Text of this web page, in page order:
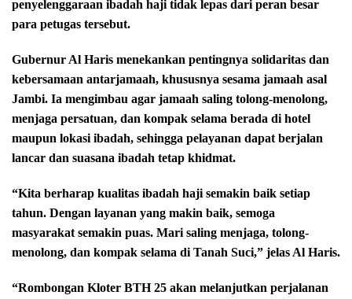
penyelenggaraan ibadah haji tidak lepas dari peran besar
para petugas tersebut.
Gubernur Al Haris menekankan pentingnya solidaritas dan
kebersamaan antarjamaah, khususnya sesama jamaah asal
Jambi. Ia mengimbau agar jamaah saling tolong-menolong,
menjaga persatuan, dan kompak selama berada di hotel
maupun lokasi ibadah, sehingga pelayanan dapat berjalan
lancar dan suasana ibadah tetap khidmat.
“Kita berharap kualitas ibadah haji semakin baik setiap
tahun. Dengan layanan yang makin baik, semoga
masyarakat semakin puas. Mari saling menjaga, tolong-
menolong, dan kompak selama di Tanah Suci,” jelas Al Haris.
“Rombongan Kloter BTH 25 akan melanjutkan perjalanan